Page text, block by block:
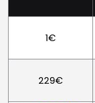
1€
229€